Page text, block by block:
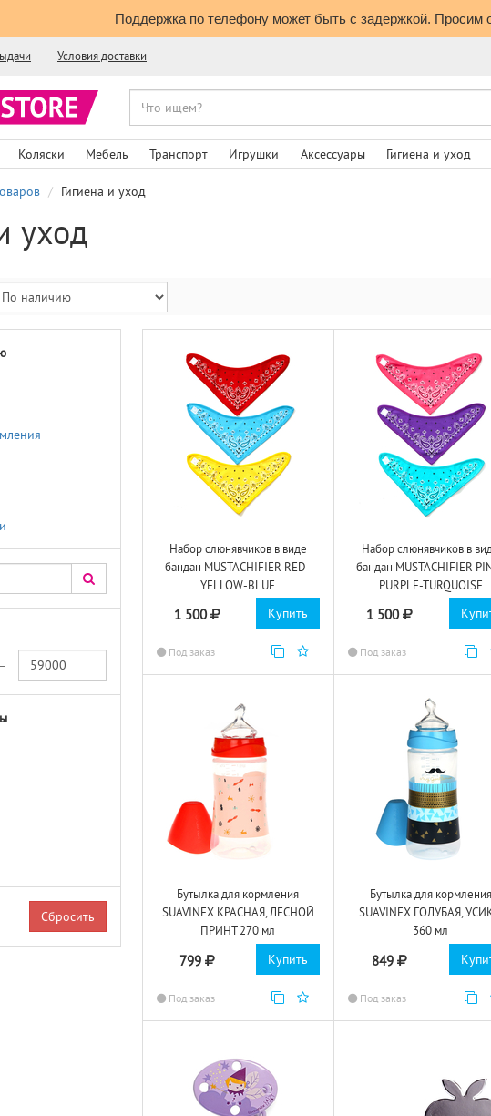
Поддержка по телефону может быть с задержкой. Просим
Условия доставки
Коляски Мебель Транспорт Игрушки Аксессуары Гигиена и уход
Гигиена и уход
уход
Сбросить
Набор слюнявчиков в виде
бандан MUSTACHIFIER RED-
YELLOW-BLUE
1 500
Под заказ
Купить
Набор слюнявчиков в
бандан MUSTACHIFIER
PURPLE-TURQUOISE
1 500
Под заказ
Бутылка для кормления
SUAVINEX КРАСНАЯ, ЛЕСНОЙ
ПРИНТ 270 мл
799
Под заказ
Купить
Бутылка для кормления
SUAVINEX ГОЛУБАЯ,
360 мл
849
Под заказ